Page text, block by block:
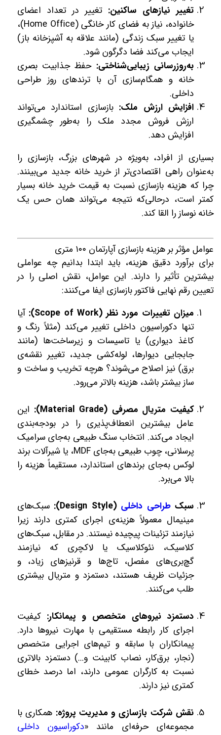
تغییر نیازهای ساکنین: تغییر در تعداد اعضای
خانواده، نیاز به فضای کار خانگی (Home Office)،
یا تغییر سبک زندگی (مانند علاقه به آشپزخانه باز)
ایجاب می‌کند فضا دگرگون شود.
به‌روزرسانی زیبایی‌شناختی: حفظ جذابیت بصری
خانه و همگام‌سازی آن با ترندهای روز طراحی
داخلی.
افزایش ارزش ملک: بازسازی استاندارد می‌تواند
ارزش فروش مجدد ملک را به‌طور چشمگیری
افزایش دهد.
بسیاری از افراد، به‌ویژه در شهرهای بزرگ، بازسازی را
به‌عنوان راهی اقتصادی‌تر از خرید خانه جدید می‌بینند.
چرا که هزینه بازسازی نسبت به قیمت خرید خانه بسیار
کمتر است، درحالی‌که نتیجه می‌تواند همان حس یک
خانه نوساز را القا کند.
عوامل مؤثر بر هزینه بازسازی آپارتمان ۱۰۰ متری
برای برآورد دقیق هزینه، باید ابتدا بدانیم چه عواملی
بیشترین تأثیر را دارند. این عوامل، نقش اصلی را در
تعیین رقم نهایی فاکتور بازسازی ایفا می‌کنند:
میزان تغییرات مورد نظر (Scope of Work):
آیا
تنها دکوراسیون داخلی تغییر می‌کند (مثلاً رنگ و
کاغذ دیواری) یا تاسیسات و زیرساخت‌ها (مانند
جابجایی دیوارها، لوله‌کشی جدید، تغییر نقشه‌ی
برق) نیز اصلاح می‌شوند؟ هرچه تخریب و ساخت و
ساز بیشتر باشد، هزینه بالاتر می‌رود.
کیفیت متریال مصرفی (Material Grade):
این
عامل بیشترین انعطاف‌پذیری را در بودجه‌بندی
ایجاد می‌کند. انتخاب سنگ طبیعی به‌جای سرامیک
پرسلانی، چوب طبیعی به‌جای MDF، یا شیرآلات برند
لوکس به‌جای برندهای استاندارد، مستقیماً هزینه را
بالا می‌برد.
سبکطراحی داخلی (Design Style):
سبک‌های
مینیمال معمولاً هزینه‌ی اجرای کمتری دارند زیرا
نیازمند تزئینات پیچیده نیستند. در مقابل، سبک‌های
کلاسیک، نئوکلاسیک یا لاکچری که نیازمند
گچ‌بری‌های مفصل، تاج‌ها و قرنیزهای زیاد، و
جزئیات ظریف هستند، دستمزد و متریال بیشتری
طلب می‌کنند.
دستمزد نیروهای متخصص و پیمانکار: کیفیت
اجرای کار رابطه مستقیمی با مهارت نیروها دارد.
پیمانکاران با سابقه و تیم‌های اجرایی متخصص
(نجار، برق‌کار، نصاب کابینت و...) دستمزد بالاتری
نسبت به کارگران عمومی دارند، اما درصد خطای
کمتری نیز دارند.
نقش شرکت بازسازی و مدیریت پروژه: همکاری با
مجموعه‌ای حرفه‌ای مانند «دکوراسیون داخلی